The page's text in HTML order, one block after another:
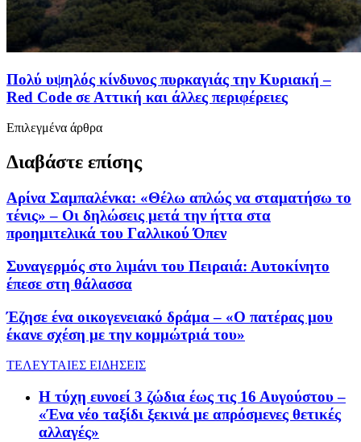
Πολύ υψηλός κίνδυνος πυρκαγιάς την Κυριακή –
Red Code σε Αττική και άλλες περιφέρειες
Επιλεγμένα άρθρα
Διαβάστε επίσης
Αρίνα Σαμπαλένκα: «Θέλω απλώς να σταματήσω το
τένις» – Οι δηλώσεις μετά την ήττα στα
προημιτελικά του Γαλλικού Όπεν
Συναγερμός στο λιμάνι του Πειραιά: Αυτοκίνητο
έπεσε στη θάλασσα
Έζησε ένα οικογενειακό δράμα – «Ο πατέρας μου
έκανε σχέση με την κομμώτριά του»
ΤΕΛΕΥΤΑΙΕΣ ΕΙΔΗΣΕΙΣ
Η τύχη ευνοεί 3 ζώδια έως τις 16 Αυγούστου –
«Ένα νέο ταξίδι ξεκινά με απρόσμενες θετικές
αλλαγές»